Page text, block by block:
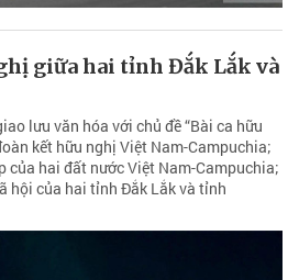
giữa hai tỉnh Đắk Lắk và
lưu văn hóa với chủ đề “Bài ca hữu
kết hữu nghị Việt Nam-Campuchia;
của hai đất nước Việt Nam-Campuchia;
hội của hai tỉnh Đắk Lắk và tỉnh